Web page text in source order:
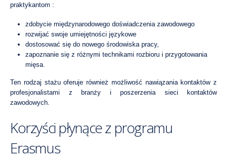
praktykantom :
zdobycie międzynarodowego doświadczenia zawodowego
rozwijać swoje umiejętności językowe
dostosować się do nowego środowiska pracy,
zapoznanie się z różnymi technikami rozbioru i przygotowania
mięsa.
Ten rodzaj stażu oferuje również możliwość nawiązania kontaktów z
profesjonalistami z branży i poszerzenia sieci kontaktów
zawodowych.
Korzyści płynące z programu
Erasmus